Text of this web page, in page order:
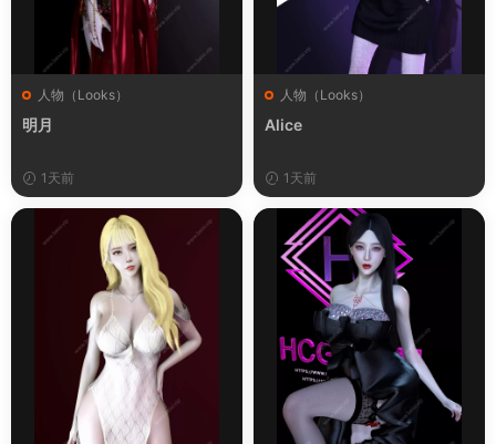
人物（Looks）
明月
1天前
人物（Looks）
Alice
1天前